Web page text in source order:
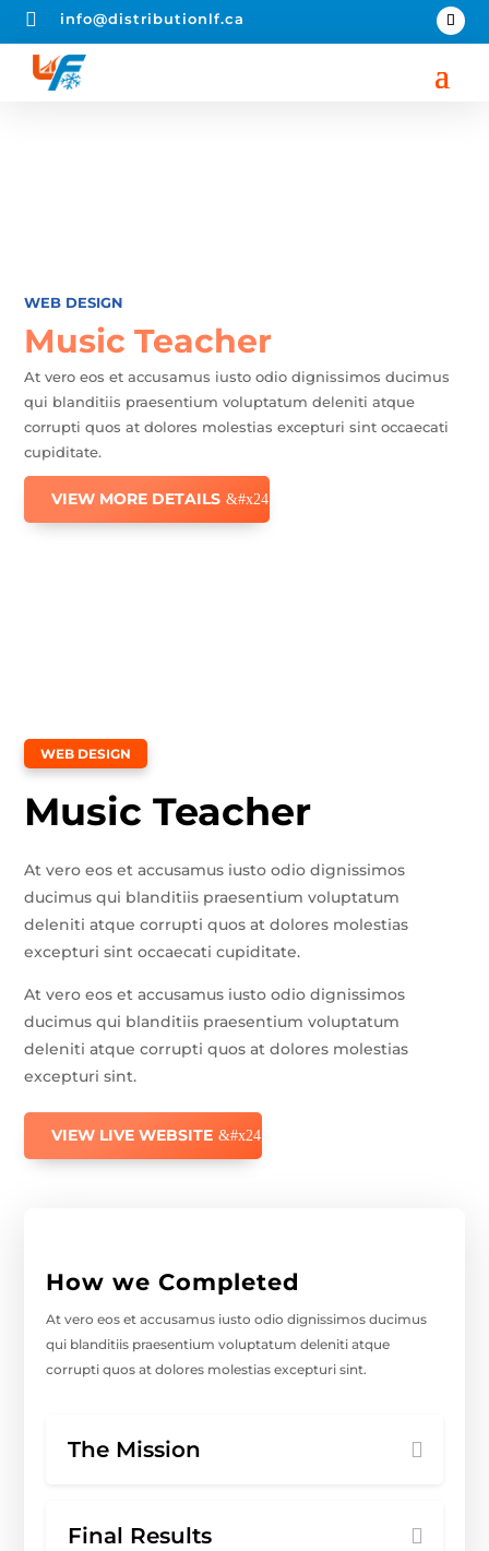
 info@distributionlf.ca
WEB DESIGN
Music Teacher
At vero eos et accusamus iusto odio dignissimos ducimus
qui blanditiis praesentium voluptatum deleniti atque
corrupti quos at dolores molestias excepturi sint occaecati
cupiditate.
VIEW MORE DETAILS
WEB DESIGN
Music Teacher
At vero eos et accusamus iusto odio dignissimos
ducimus qui blanditiis praesentium voluptatum
deleniti atque corrupti quos at dolores molestias
excepturi sint occaecati cupiditate.
At vero eos et accusamus iusto odio dignissimos
ducimus qui blanditiis praesentium voluptatum
deleniti atque corrupti quos at dolores molestias
excepturi sint.
VIEW LIVE WEBSITE
How we Completed
At vero eos et accusamus iusto odio dignissimos ducimus
qui blanditiis praesentium voluptatum deleniti atque
corrupti quos at dolores molestias excepturi sint.
The Mission
Final Results